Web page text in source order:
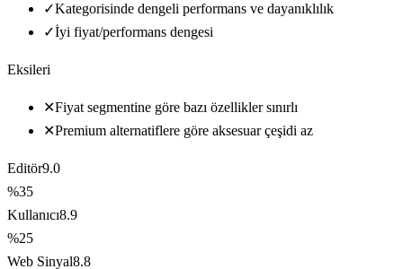
✓Kategorisinde dengeli performans ve dayanıklılık
✓İyi fiyat/performans dengesi
Eksileri
✕Fiyat segmentine göre bazı özellikler sınırlı
✕Premium alternatiflere göre aksesuar çeşidi az
Editör9.0
%35
Kullanıcı8.9
%25
Web Sinyal8.8